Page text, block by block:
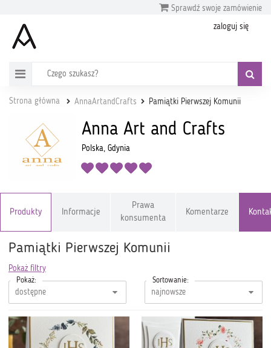
Sprawdź swoje zamówienie
zaloguj się
Strona główna AnnaArtandCrafts Pamiątki Pierwszej Komunii
Anna Art and Crafts
Polska, Gdynia
Produkty Informacje
Prawa
konsumenta
Komentarze
Pamiątki Pierwszej Komunii
Pokaż filtry
Pokaż: Sortowanie: